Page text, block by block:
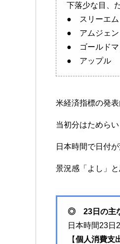
下落少な目、
● スリーエム
● アムジェン
● ゴールドマ
● アップル
米経済指標の発
当初分はためら
日本時間で日付
景況感「よし」と
◎ 23日の主
日本時間23日
【個人消費支